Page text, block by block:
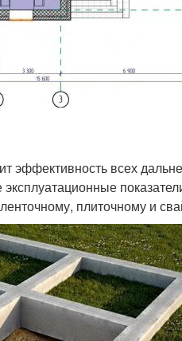
эффективность всех
плиточному и